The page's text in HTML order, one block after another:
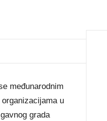
međunarodnim
u
grada